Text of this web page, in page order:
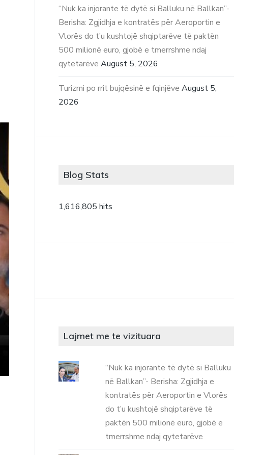
“Nuk ka injorante të dytë si Balluku në Ballkan”-
Berisha: Zgjidhja e kontratës për Aeroportin e
Vlorës do t’u kushtojë shqiptarëve të paktën
500 milionë euro, gjobë e tmerrshme ndaj
qytetarëve August 5, 2026
Turizmi po rrit bujqësinë e fqinjëve August 5,
2026
Blog Stats
1,616,805 hits
Lajmet me te vizituara
“Nuk ka injorante të dytë si Balluku
në Ballkan”- Berisha: Zgjidhja e
kontratës për Aeroportin e Vlorës
do t’u kushtojë shqiptarëve të
paktën 500 milionë euro, gjobë e
tmerrshme ndaj qytetarëve